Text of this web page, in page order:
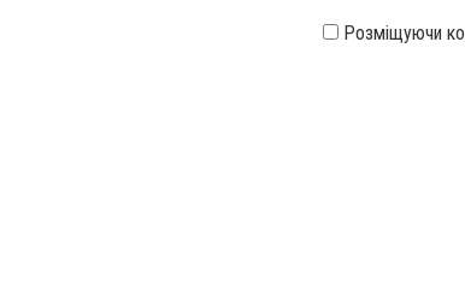
Розміщуючи